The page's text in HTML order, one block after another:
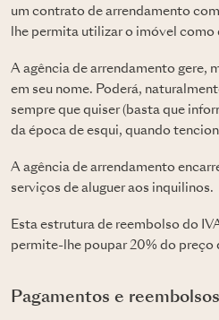
um contrato de arrendamento
lhe permita utilizar o imóvel como
A agência de arrendamento gere,
em seu nome. Poderá,
sempre que quiser (basta que
da época de esqui, quando
A agência de arrendamento
serviços de aluguer aos inquilinos.
Esta estrutura de reembolso do
permite-lhe poupar 20% do preço
Pagamentos e reembolsos